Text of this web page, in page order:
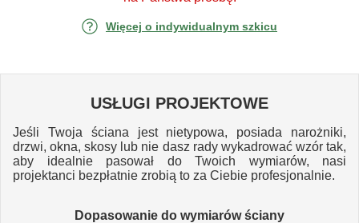
Więcej o indywidualnym szkicu
USŁUGI PROJEKTOWE
Jeśli Twoja ściana jest nietypowa, posiada narożniki,
drzwi, okna, skosy lub nie dasz rady wykadrować wzór tak,
aby idealnie pasował do Twoich wymiarów, nasi
projektanci bezpłatnie zrobią to za Ciebie profesjonalnie.
Dopasowanie do wymiarów ściany